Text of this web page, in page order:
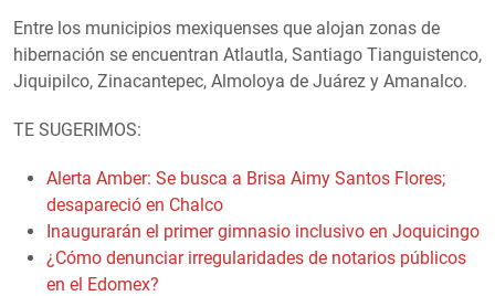
Entre los municipios mexiquenses que alojan zonas de
hibernación se encuentran Atlautla, Santiago Tianguistenco,
Jiquipilco, Zinacantepec, Almoloya de Juárez y Amanalco.
TE SUGERIMOS:
Alerta Amber: Se busca a Brisa Aimy Santos Flores;
desapareció en Chalco
Inaugurarán el primer gimnasio inclusivo en Joquicingo
¿Cómo denunciar irregularidades de notarios públicos
en el Edomex?